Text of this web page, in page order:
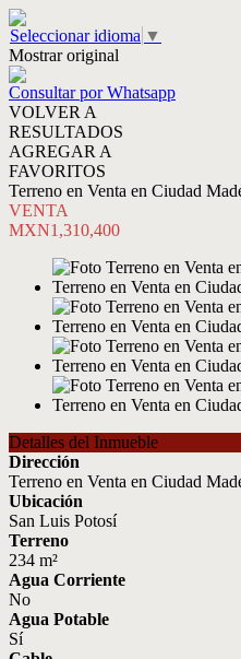
Seleccionar idioma ▼
Mostrar original
Consultar por Whatsapp
VOLVER A
RESULTADOS
AGREGAR A
FAVORITOS
Terreno en Venta en Ciudad
VENTA
MXN1,310,400
Detalles del Inmueble
Dirección
Terreno en Venta en Ciudad
Ubicación
San Luis Potosí
Terreno
234 m²
Agua Corriente
No
Agua Potable
Sí